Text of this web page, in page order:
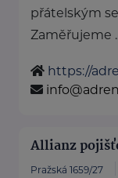
přátelským
Zaměřujeme
https://
Allianz
Pražská 1659/27